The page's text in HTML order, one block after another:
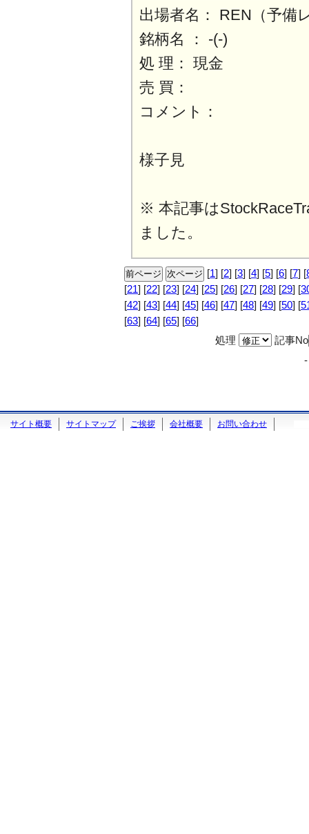
出場者名： REN（予備
銘柄名 ： -(-)
処 理： 現金
売 買：
コメント：
様子見
※ 本記事は
ました。
[1] [2] [3] [4] [5] [6] [7] [
[21] [22] [23] [24] [25] [26] [27] [28] [29] [
[42] [43] [44] [45] [46] [47] [48] [49] [50] [
[63] [64] [65] [66]
処理
記事No
サイト概要 サイトマップ ご挨拶 会社概要 お問い合わせ